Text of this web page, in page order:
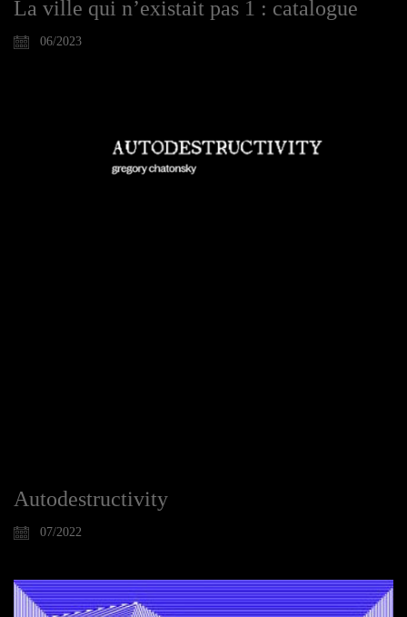
La ville qui n’existait pas 1 : catalogue
06/2023
Autodestructivity
07/2022